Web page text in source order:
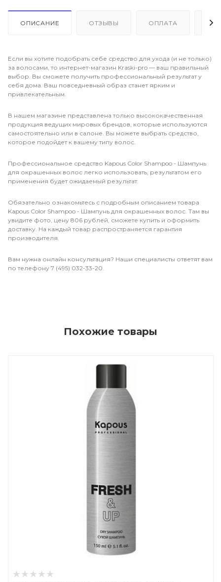
ОПИСАНИЕ ОТЗЫВЫ ОПЛАТА
Если вы хотите подобрать себе средство для ухода (и не только)
за волосами, то интернет-магазин Kraski-pro — ваш правильный
выбор. Вы сможете получить профессиональный результат у
себя дома. Ваш повседневный образ станет ярким и
привлекательным.
В нашем магазине представлена только высококачественная
продукция ведущих мировых брендов, которые используются
самостоятельно или в салоне. Вы можете выбрать средство,
которое подойдет к вашему типу волос.
Профессиональное средство Kapous Color Shampoo - Шампунь
для окрашенных волос легко использовать, результатом его
применения будет ожидаемый результат.
Обязательно ознакомьтесь с подробным описанием товара
Kapous Color Shampoo - Шампунь для окрашенных волос. Там вы
увидите фото, цену 806 рублей, сможете купить и оформить
доставку. На каждый товар распространяется гарантия
производителя.
Вам нужна онлайн консультация? Наши специалисты ответят вам
по телефону 7 (495) 032-33-20.
Похожие товары